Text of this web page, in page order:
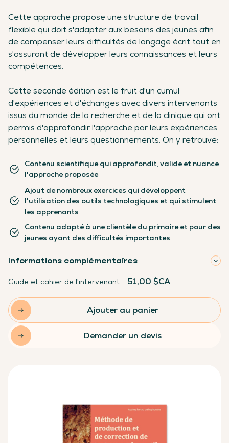
Cette approche propose une structure de travail
flexible qui doit s'adapter aux besoins des jeunes afin
de compenser leurs difficultés de langage écrit tout en
s'assurant de développer leurs connaissances et leurs
compétences.
Cette seconde édition est le fruit d'un cumul
d'expériences et d'échanges avec divers intervenants
issus du monde de la recherche et de la clinique qui ont
permis d'approfondir l'approche par leurs expériences
personnelles et leurs questionnements. On y retrouve:
Contenu scientifique qui approfondit, valide et nuance
l'approche proposée
Ajout de nombreux exercices qui développent
l'utilisation des outils technologiques et qui stimulent
les apprenants
Contenu adapté à une clientèle du primaire et pour des
jeunes ayant des difficultés importantes
Informations complémentaires
Guide et cahier de l'intervenant - 51,00 $CA
Ajouter au panier
Demander un devis